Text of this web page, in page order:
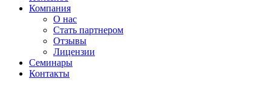
Компания
О нас
Стать партнером
Отзывы
Лицензии
Семинары
Контакты